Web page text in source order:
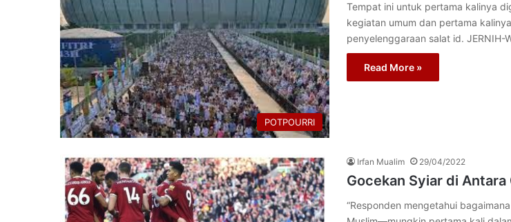
POTPOURRI
Tempat ini untuk pertama kalinya
kegiatan umum dan pertama
penyelenggaraan salat id. JERNIH-
Read More »
Irfan Mualim 29/04/2022
Gocekan Syiar di Antara
“Responden mengetahui